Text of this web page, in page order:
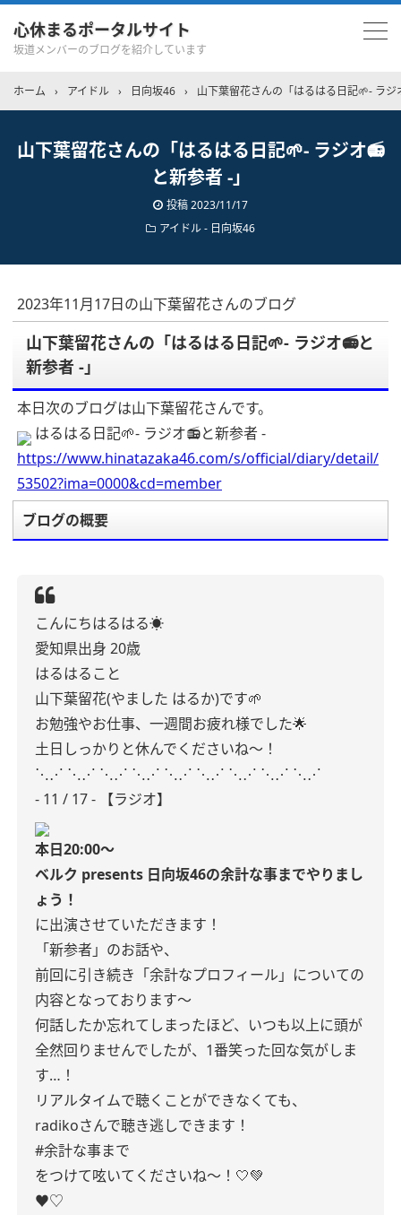
心休まるポータルサイト
坂道メンバーのブログを紹介しています
ホーム › アイドル › 日向坂46 › 山下葉留花さんの「はるはる日記🌱- ラジ
山下葉留花さんの「はるはる日記🌱- ラジオ📻
と新参者 -」
投稿2023/11/17
アイドル - 日向坂46
2023年11月17日の山下葉留花さんのブログ
山下葉留花さんの「はるはる日記🌱- ラジオ📻と
新参者 -」
本日次のブログは山下葉留花さんです。
はるはる日記🌱- ラジオ📻と新参者 -
https://www.hinatazaka46.com/s/official/diary/detail/
53502?ima=0000&cd=member
ブログの概要
こんにちはるはる☀️
愛知県出身 20歳
はるはること
山下葉留花(やました はるか)です🌱
お勉強やお仕事、一週間お疲れ様でした🌟
土日しっかりと休んでくださいね〜！
⋱⋰ ⋱⋰ ⋱⋰ ⋱⋰ ⋱⋰ ⋱⋰ ⋱⋰ ⋱⋰ ⋱⋰
- 11 / 17 -
【ラジオ】
本日20:00〜
ベルク presents 日向坂46の余計な事までやりまし
ょう！
に出演させていただきます！
「新参者」のお話や、
前回に引き続き「余計なプロフィール」についての
内容となっております〜
何話したか忘れてしまったほど、 いつも以上に頭が
全然回りませんでしたが、1番笑った回な気がしま
す…！
リアルタイムで聴くことができなくても、
radikoさんで聴き逃しできます！
#余計な事まで
をつけて呟いてくださいね〜！🤍💚
♥♡